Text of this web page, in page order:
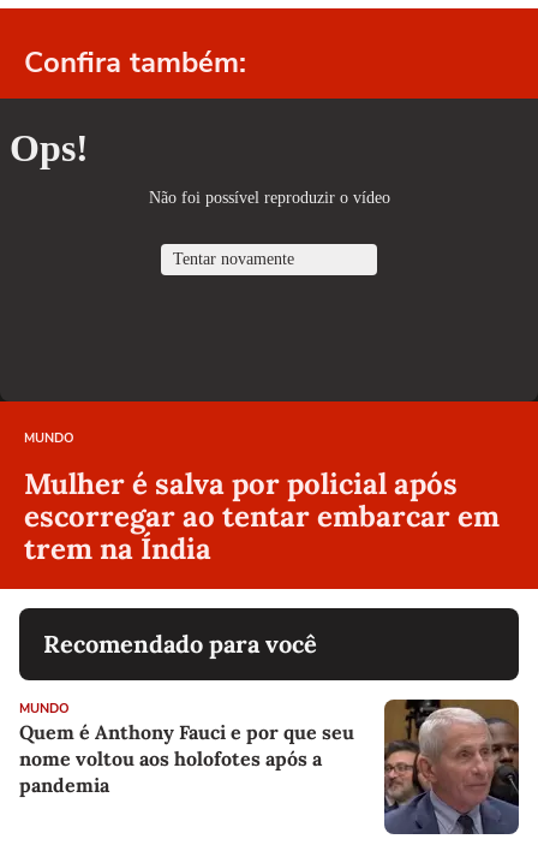
Confira também:
MUNDO
Mulher é salva por policial após
escorregar ao tentar embarcar em
trem na Índia
Recomendado para você
MUNDO
Quem é Anthony Fauci e por que seu
nome voltou aos holofotes após a
pandemia